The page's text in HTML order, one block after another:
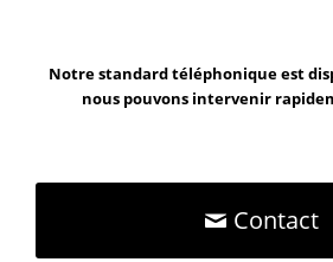
Notre standard téléphonique est
nous pouvons intervenir
Contact